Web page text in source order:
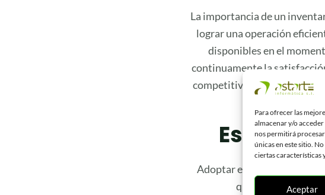
Para ofrecer las
almacenar y/o
nos permitirá
únicas en este sitio.
ciertas características
Aceptar
La importancia de un
lograr una operación
disponibles en el
continuamente la
competitiva de una
Adoptar estrategias
que busque